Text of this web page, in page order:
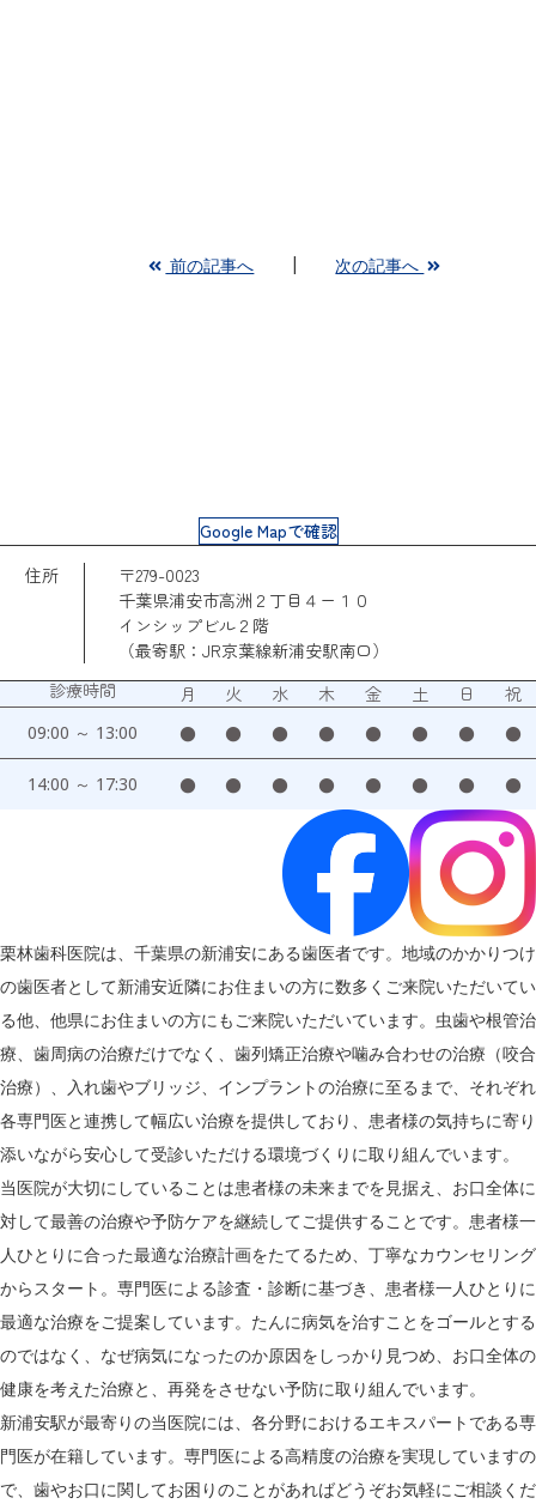
前の記事へ 次の記事へ
Google Mapで確認
住所
〒279-0023
千葉県浦安市高洲２丁目４ー１０
インシップビル２階
（最寄駅：JR京葉線新浦安駅南口）
診療時間
月 火 水 木 金 土 日 祝
09:00 ～ 13:00 ● ● ● ● ● ● ● ●
14:00 ～ 17:30 ● ● ● ● ● ● ● ●
栗林歯科医院は、千葉県の新浦安にある歯医者です。地域のかかりつけ
の歯医者として新浦安近隣にお住まいの方に数多くご来院いただいてい
る他、他県にお住まいの方にもご来院いただいています。虫歯や根管治
療、歯周病の治療だけでなく、歯列矯正治療や噛み合わせの治療（咬合
治療）、入れ歯やブリッジ、インプラントの治療に至るまで、それぞれ
各専門医と連携して幅広い治療を提供しており、患者様の気持ちに寄り
添いながら安心して受診いただける環境づくりに取り組んでいます。
当医院が大切にしていることは患者様の未来までを見据え、お口全体に
対して最善の治療や予防ケアを継続してご提供することです。患者様一
人ひとりに合った最適な治療計画をたてるため、丁寧なカウンセリング
からスタート。専門医による診査・診断に基づき、患者様一人ひとりに
最適な治療をご提案しています。たんに病気を治すことをゴールとする
のではなく、なぜ病気になったのか原因をしっかり見つめ、お口全体の
健康を考えた治療と、再発をさせない予防に取り組んでいます。
新浦安駅が最寄りの当医院には、各分野におけるエキスパートである専
門医が在籍しています。専門医による高精度の治療を実現していますの
で、歯やお口に関してお困りのことがあればどうぞお気軽にご相談くだ